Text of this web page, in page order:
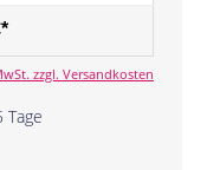
zzgl. Versandkosten
Tage